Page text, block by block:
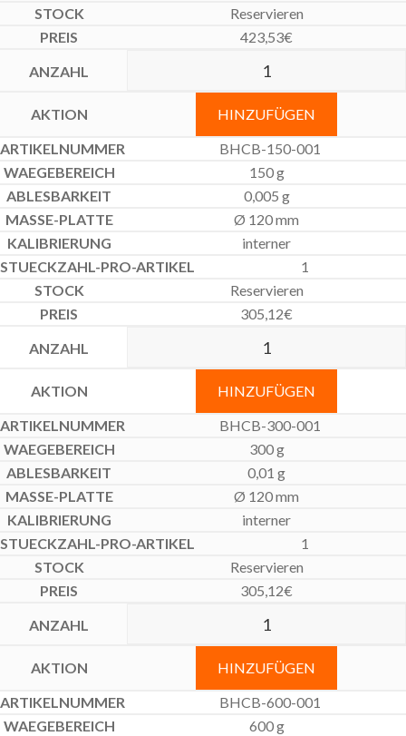
Reservieren
423,53€
HINZUFÜGEN
BHCB-150-001
150 g
0,005 g
Ø 120 mm
interner
1
Reservieren
305,12€
HINZUFÜGEN
BHCB-300-001
300 g
0,01 g
Ø 120 mm
interner
1
Reservieren
305,12€
HINZUFÜGEN
BHCB-600-001
600 g